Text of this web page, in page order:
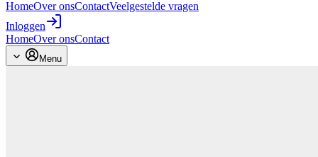
HomeOver onsContactVeelgestelde vragen
Inloggen
HomeOver onsContact
Menu